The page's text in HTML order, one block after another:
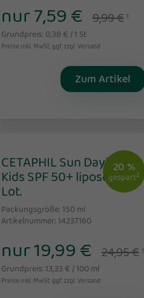
nur 7,59 € 9,99 € 1
Grundpreis: 0,38 € / 1 St
Preise inkl. MwSt. ggf. zzgl. Versand
Zum Artikel
20 %
gespart2
CETAPHIL Sun Daylong
Kids SPF 50+ liposomale
Lot.
Packungsgröße: 150 ml
Artikelnummer: 14237160
nur 19,99 € 24,95 € 1
Grundpreis: 13,33 € / 100 ml
Preise inkl. MwSt. ggf. zzgl. Versand